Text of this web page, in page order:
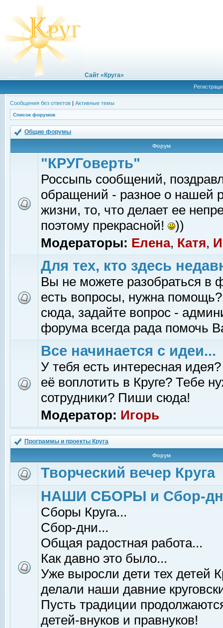
Сайт «Круга»
Сообщения без ответов | Активные темы
Список форумов
Общие форумы
Форум
"КРУГоверть"
Россыпь сообщений,
обращений - разное о нашей
жизни, то, что делает ее
поэтому прекрасной!
))
Модераторы: Елена, Катя,
Для тех, кто здесь
Вы не можете разобраться в
есть вопросы, нужна помощь?
сюда, задайте вопрос -
форума всегда рада помочь
Все начинается с идеи...
У тебя есть интересная
её воплотить в Круге? Тебе
сотрудники? Пиши сюда!
Модератор: Игорь
Программы и проекты Круга
Форум
Творческий вечер Круга
НАШИ СБОРЫ и Сбор-
Сборы Круга...
Сбор-дни...
Общая радостная работа...
Как давно это было...
Уже выросли дети тех детей
делали наши давние
Пусть традиции
детей-внуков и правнуков!